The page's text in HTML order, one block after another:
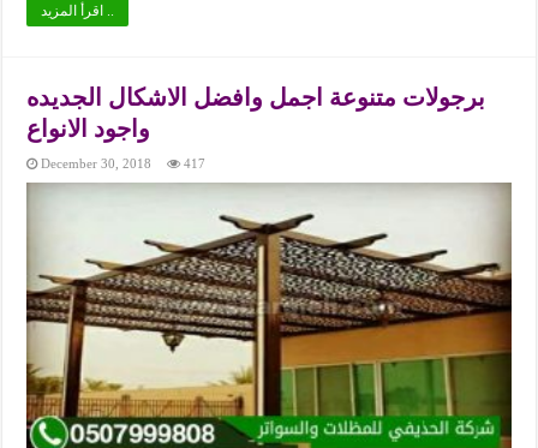
اقرأ المزيد ..
برجولات متنوعة اجمل وافضل الاشكال الجديده
واجود الانواع
December 30, 2018 417